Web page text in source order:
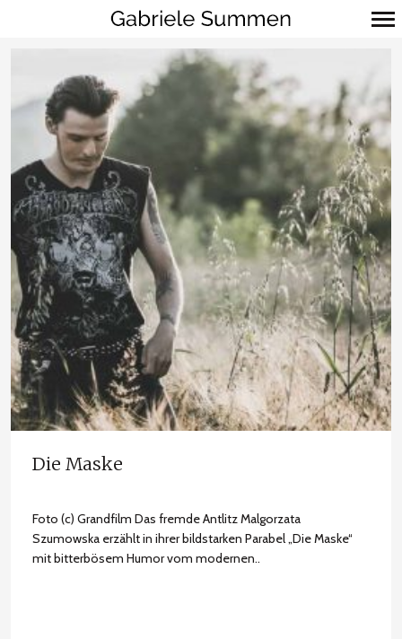
Primär-
Navigation
Die Maske
Foto (c) Grandfilm Das fremde Antlitz Malgorzata
Szumowska erzählt in ihrer bildstarken Parabel „Die Maske“
mit bitterbösem Humor vom modernen..